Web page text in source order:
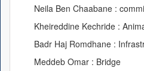
Neila Ben Chaabane :
Kheireddine Kechride :
Badr Haj Romdhane :
Meddeb Omar : Bridge